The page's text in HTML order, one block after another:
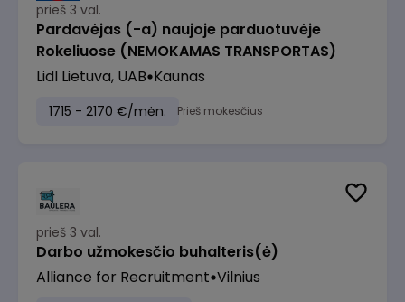
prieš 3 val.
Pardavėjas (-a) naujoje parduotuvėje
Rokeliuose (NEMOKAMAS TRANSPORTAS)
Lidl Lietuva, UAB Kaunas
1715 - 2170 €/mėn. Prieš mokesčius
prieš 3 val.
Darbo užmokesčio buhalteris(ė)
Alliance for Recruitment Vilnius